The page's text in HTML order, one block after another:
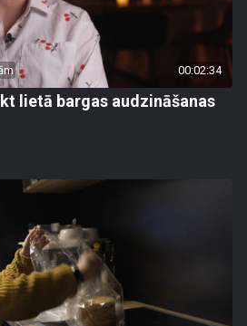
00:02:34
lietā bargas audzināšanas